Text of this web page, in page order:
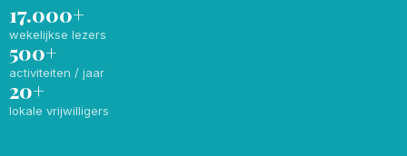
17.000+
wekelijkse lezers
500+
activiteiten / jaar
20+
lokale vrijwilligers